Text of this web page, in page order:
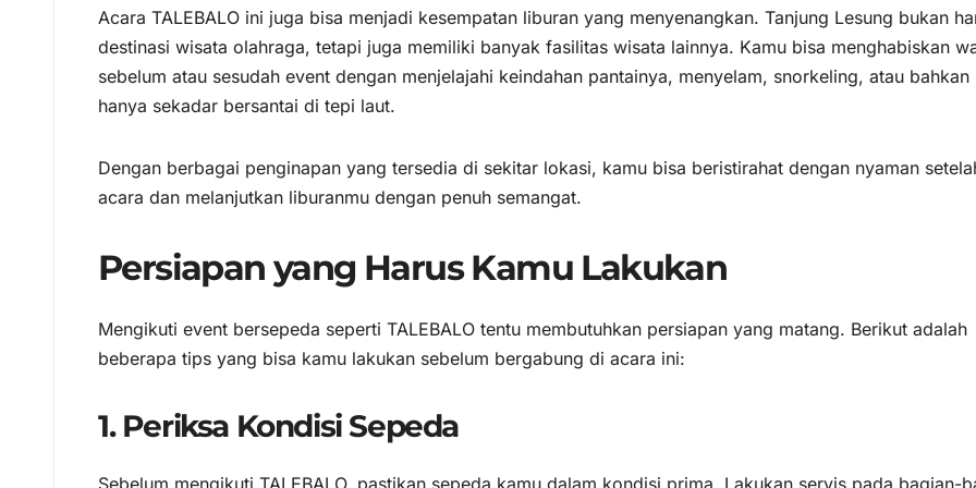
Acara TALEBALO ini juga bisa menjadi kesempatan liburan yang menyenangkan. Tanjung Lesung bukan
destinasi wisata olahraga, tetapi juga memiliki banyak fasilitas wisata lainnya. Kamu bisa menghabiskan
sebelum atau sesudah event dengan menjelajahi keindahan pantainya, menyelam, snorkeling, atau bahkan
hanya sekadar bersantai di tepi laut.
Dengan berbagai penginapan yang tersedia di sekitar lokasi, kamu bisa beristirahat dengan nyaman
acara dan melanjutkan liburanmu dengan penuh semangat.
Persiapan yang Harus Kamu Lakukan
Mengikuti event bersepeda seperti TALEBALO tentu membutuhkan persiapan yang matang. Berikut adalah
beberapa tips yang bisa kamu lakukan sebelum bergabung di acara ini:
1. Periksa Kondisi Sepeda